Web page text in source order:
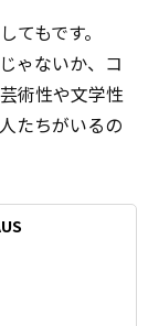
もです。
ゃないか、コ
術性や文学性
たちがいるの